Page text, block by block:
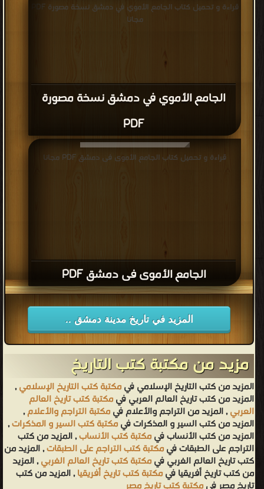
الجامع الأموي في دمشق نسخة مصورة
PDF
قراءة و تحميل كتاب الجامع الأموي في دمشق نسخة مصورة PDF
مجانا
الجامع الأموى فى دمشق PDF
قراءة و تحميل كتاب الجامع الأموى فى دمشق PDF مجانا
المزيد في تاريخ مدينة دمشق ..
مزيد من مكتبة كتب التاريخ
المزيد من كتب التاريخ الإسلامي فيمكتبة كتب التاريخ الإسلامي,
المزيد من كتب تاريخ العالم العربي فيمكتبة كتب تاريخ العالم
العربي, المزيد من التراجم والأعلام فيمكتبة التراجم والأعلام,
المزيد من كتب السير و المذكرات فيمكتبة كتب السير و المذكرات,
المزيد من كتب الأنساب فيمكتبة كتب الأنساب, المزيد من كتب
التراجم على الطبقات فيمكتبة كتب التراجم على الطبقات, المزيد من
كتب تاريخ العالم الغربي فيمكتبة كتب تاريخ العالم الغربي, المزيد
من كتب تاريخ أفريقيا فيمكتبة كتب تاريخ أفريقيا, المزيد من كتب